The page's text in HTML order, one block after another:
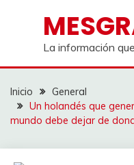
contenidoLa información
Inicio
General
Un holandés que
mundo debe dejar de